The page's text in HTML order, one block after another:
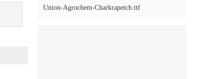
Union-Agrochem-Charkrapetch.ttf